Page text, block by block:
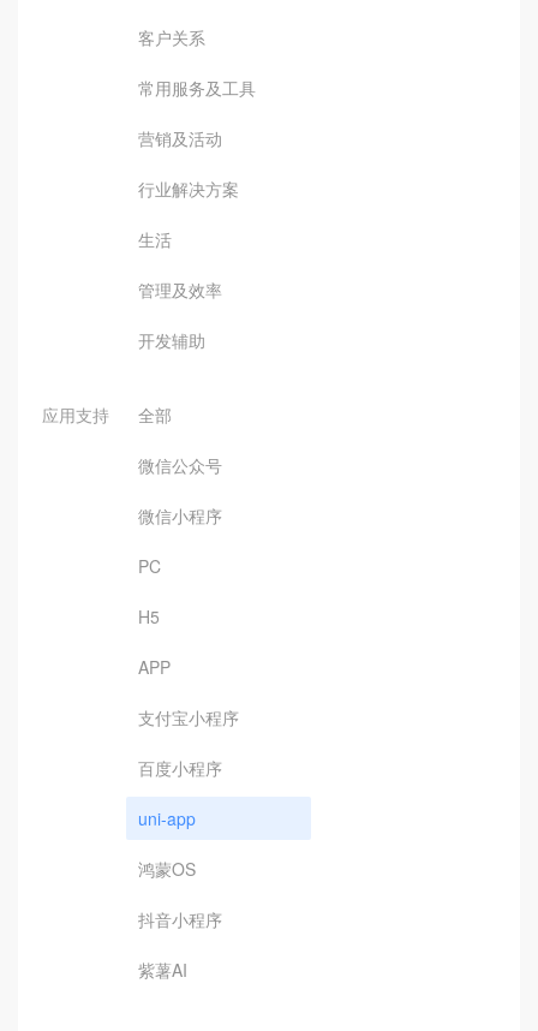
客户关系
常用服务及工具
营销及活动
行业解决方案
生活
管理及效率
开发辅助
应用支持 全部
微信公众号
微信小程序
PC
H5
APP
支付宝小程序
百度小程序
uni-app
鸿蒙OS
抖音小程序
紫薯AI